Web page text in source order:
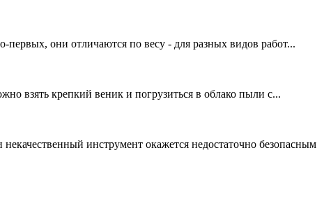
они отличаются по весу - для разных видов работ...
взять крепкий веник и погрузиться в облако пыли с...
инструмент окажется недостаточно безопасным